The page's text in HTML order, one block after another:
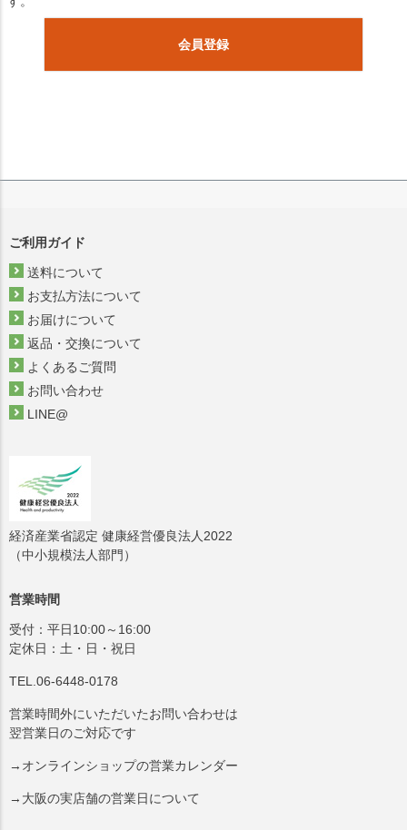
会員登録
ご利用ガイド
送料について
お支払方法について
お届けについて
返品・交換について
よくあるご質問
お問い合わせ
LINE@
経済産業省認定 健康経営優良法人2022
（中小規模法人部門）
営業時間
受付：平日10:00～16:00
定休日：土・日・祝日
TEL.06-6448-0178
営業時間外にいただいたお問い合わせは
翌営業日のご対応です
→オンラインショップの営業カレンダー
→大阪の実店舗の営業日について